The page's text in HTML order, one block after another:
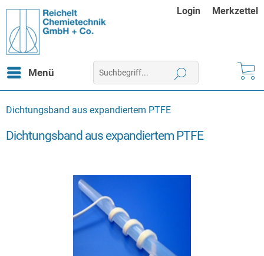
Login Merkzettel
Menü
Dichtungsband aus expandiertem PTFE
Dichtungsband aus expandiertem PTFE